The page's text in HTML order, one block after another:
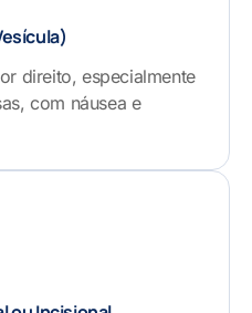
direito, especialmente
com náusea e